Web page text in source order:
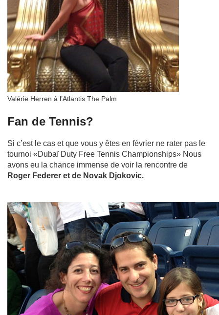
Valérie Herren à l’Atlantis The Palm
Fan de Tennis?
Si c’est le cas et que vous y êtes en février ne rater pas le
tournoi «Dubaï Duty Free Tennis Championships» Nous
avons eu la chance immense de voir la rencontre de
Roger Federer et de Novak Djokovic.